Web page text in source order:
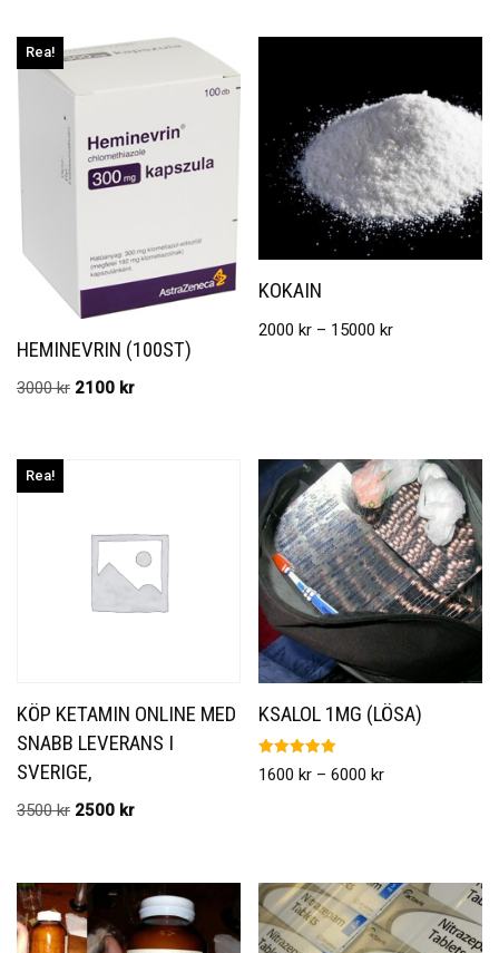
Rea!
HEMINEVRIN (100ST)
3000kr 2100 kr
KOKAIN
2000kr – 15000kr
Rea!
KÖP KETAMIN ONLINE MED
SNABB LEVERANS I
SVERIGE,
3500kr 2500 kr
KSALOL 1MG (LÖSA)
Betygsatt
5.00
1600kr – 6000kr